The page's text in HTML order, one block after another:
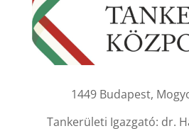
1449 Budapest,
Tankerületi Igazgató: dr.